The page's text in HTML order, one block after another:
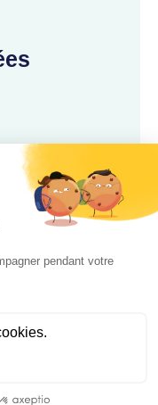
lucratif – Déclarée le